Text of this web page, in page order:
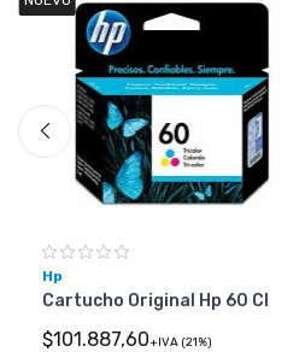
Hp
Cartucho Original Hp 60 Cl
$101.887,60+IVA (21%)